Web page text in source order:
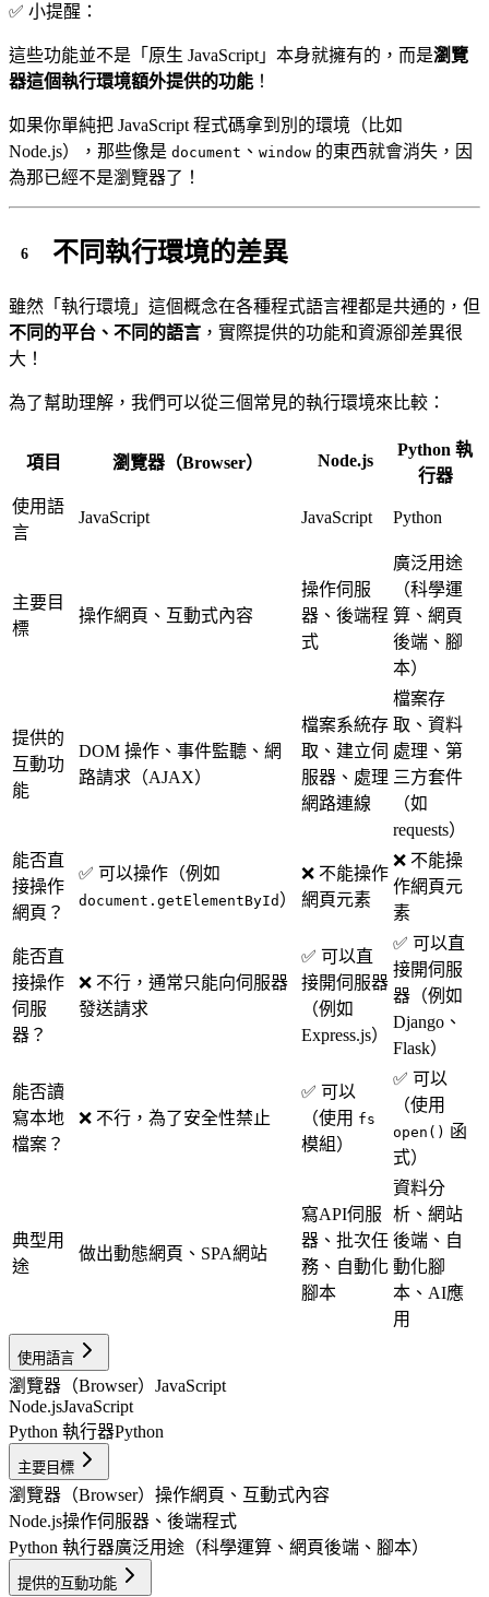
✅ 小提醒：
這些功能並不是「原生 JavaScript」本身就擁有的，而是瀏覽
器這個執行環境額外提供的功能 ！
如果你單純把 JavaScript 程式碼拿到別的環境（比如
Node.js），那些像是 document 、 window 的東西就會消失，因
為那已經不是瀏覽器了！
不同執行環境的差異
雖然「執行環境」這個概念在各種程式語言裡都是共通的，但
不同的平台、不同的語言 ，實際提供的功能和資源卻差異很
大！
為了幫助理解，我們可以從三個常見的執行環境來比較：
項目 瀏覽器（Browser） Node.js
Python 執
行器
使用語
言
JavaScript JavaScript Python
主要目
標
操作網頁、互動式內容
操作伺服
器、後端程
式
廣泛用途
（科學運
算、網頁
後端、腳
本）
提供的
互動功
能
DOM 操作、事件監聽、網
路請求（AJAX）
檔案系統存
取、建立伺
服器、處理
網路連線
檔案存
取、資料
處理、第
三方套件
（如
requests）
能否直
接操作
網頁？
✅ 可以操作（例如
document.getElementById ）
❌ 不能操作
網頁元素
❌ 不能操
作網頁元
素
能否直
接操作
伺服
器？
❌ 不行，通常只能向伺服器
發送請求
✅ 可以直
接開伺服器
（例如
Express.js）
✅ 可以直
接開伺服
器（例如
Django、
Flask）
能否讀
寫本地
檔案？
❌ 不行，為了安全性禁止
✅ 可以
（使用 fs
模組）
✅ 可以
（使用
open() 函
式）
典型用
途
做出動態網頁、SPA網站
寫API伺服
器、批次任
務、自動化
腳本
資料分
析、網站
後端、自
動化腳
本、AI應
用
使用語言
瀏覽器（Browser） JavaScript
Node.jsJavaScript
Python 執行器Python
主要目標
瀏覽器（Browser） 操作網頁、互動式內容
Node.js操作伺服器、後端程式
Python 執行器廣泛用途（科學運算、網頁後端、腳本）
提供的互動功能